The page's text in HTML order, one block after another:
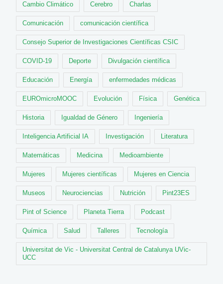
Cambio Climático Cerebro Charlas
Comunicación comunicación científica
Consejo Superior de Investigaciones Científicas CSIC
COVID-19 Deporte Divulgación científica
Educación Energía enfermedades médicas
EUROmicroMOOC Evolución Física Genética
Historia Igualdad de Género Ingeniería
Inteligencia Artificial IA Investigación Literatura
Matemáticas Medicina Medioambiente
Mujeres Mujeres científicas Mujeres en Ciencia
Museos Neurociencias Nutrición Pint23ES
Pint of Science Planeta Tierra Podcast
Química Salud Talleres Tecnología
Universitat de Vic - Universitat Central de Catalunya UVic-
UCC